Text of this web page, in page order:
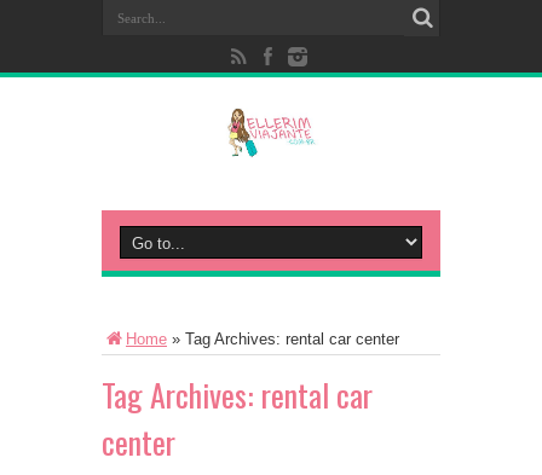
Home » Tag Archives: rental car center
Tag Archives: rental car
center